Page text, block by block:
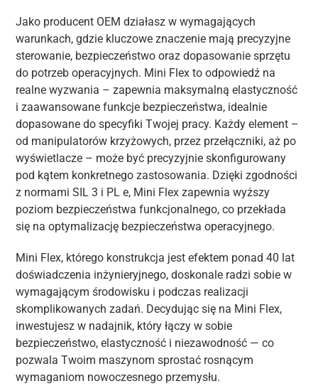
Jako producent OEM działasz w wymagających
warunkach, gdzie kluczowe znaczenie mają precyzyjne
sterowanie, bezpieczeństwo oraz dopasowanie sprzętu
do potrzeb operacyjnych. Mini Flex to odpowiedź na
realne wyzwania – zapewnia maksymalną elastyczność
i zaawansowane funkcje bezpieczeństwa, idealnie
dopasowane do specyfiki Twojej pracy. Każdy element –
od manipulatorów krzyżowych, przez przełączniki, aż po
wyświetlacze – może być precyzyjnie skonfigurowany
pod kątem konkretnego zastosowania. Dzięki zgodności
z normami SIL 3 i PL e, Mini Flex zapewnia wyższy
poziom bezpieczeństwa funkcjonalnego, co przekłada
się na optymalizację bezpieczeństwa operacyjnego.
Mini Flex, którego konstrukcja jest efektem ponad 40 lat
doświadczenia inżynieryjnego, doskonale radzi sobie w
wymagającym środowisku i podczas realizacji
skomplikowanych zadań. Decydując się na Mini Flex,
inwestujesz w nadajnik, który łączy w sobie
bezpieczeństwo, elastyczność i niezawodność — co
pozwala Twoim maszynom sprostać rosnącym
wymaganiom nowoczesnego przemysłu.